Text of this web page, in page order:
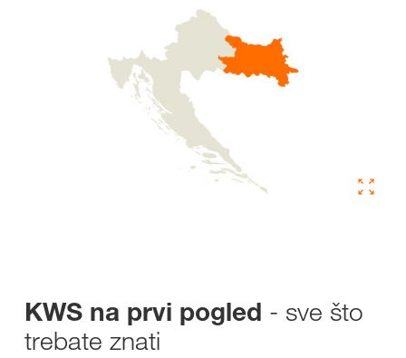
KWS na prvi pogled - sve što
trebate znati